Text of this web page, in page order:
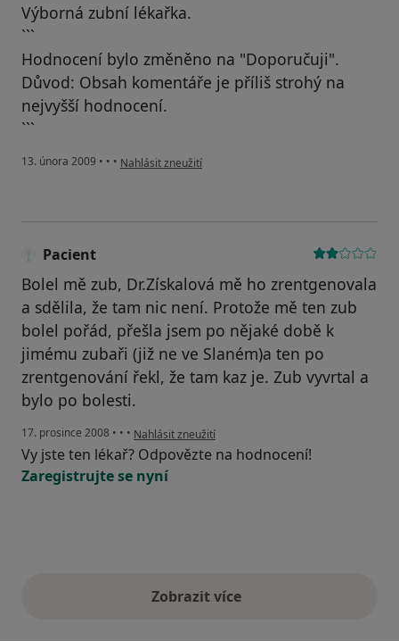
Výborná zubní lékařka.
```
Hodnocení bylo změněno na "Doporučuji".
Důvod: Obsah komentáře je příliš strohý na
nejvyšší hodnocení.
```
13. února 2009 • • • podle názoru uživatele Dr. Smetanová
Nahlásit zneužití
Pacient
Bolel mě zub, Dr.Získalová mě ho zrentgenovala
a sdělila, že tam nic není. Protože mě ten zub
bolel pořád, přešla jsem po nějaké době k
jimému zubaři (již ne ve Slaném)a ten po
zrentgenování řekl, že tam kaz je. Zub vyvrtal a
bylo po bolesti.
17. prosince 2008 • • • podle názoru uživatele Pacient
Nahlásit zneužití
Vy jste ten lékař? Odpovězte na hodnocení!
Zaregistrujte se nyní
Zobrazit vícevýše uvedené názory